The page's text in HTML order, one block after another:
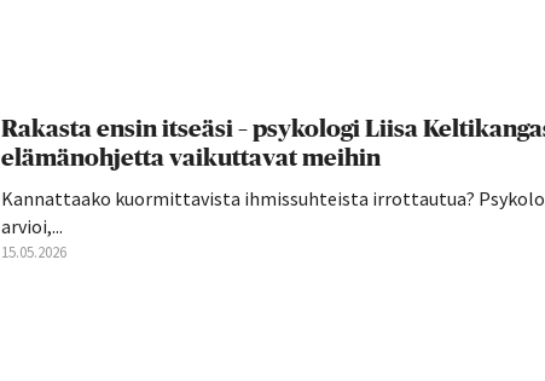
Rakasta ensin itseäsi – psykologi Liisa
elämänohjetta vaikuttavat meihin
Kannattaako kuormittavista ihmissuhteista irrottautua?
arvioi,...
15.05.2026